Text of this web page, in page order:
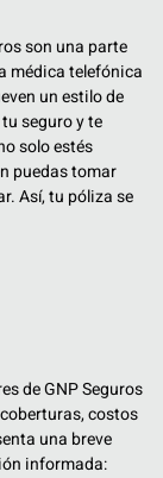
son una parte
médica telefónica
un estilo de
seguro y te
solo estés
puedas tomar
Así, tu póliza se
de GNP Seguros
costos
una breve
informada: